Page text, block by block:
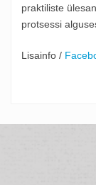
praktiliste
protsessi
Lisainfo /